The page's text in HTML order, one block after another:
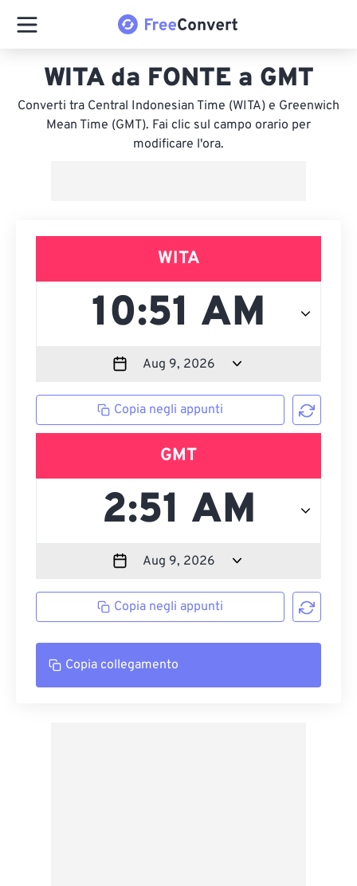
WITA da FONTE a GMT
Converti tra Central Indonesian Time (WITA) e Greenwich
Mean Time (GMT). Fai clic sul campo orario per
modificare l'ora.
WITA
Copia negli appunti
GMT
Copia negli appunti
Copia collegamento